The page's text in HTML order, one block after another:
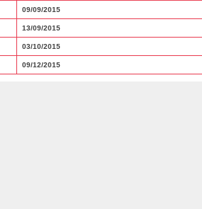
09/09/2015
13/09/2015
03/10/2015
09/12/2015